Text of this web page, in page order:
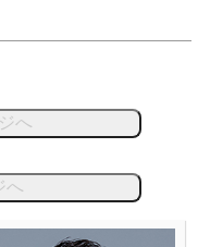
へ
へ